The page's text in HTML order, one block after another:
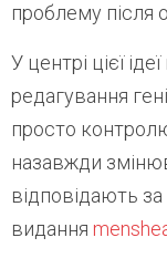
проблему після
У центрі цієї
редагування
просто
назавжди
відповідають
видання